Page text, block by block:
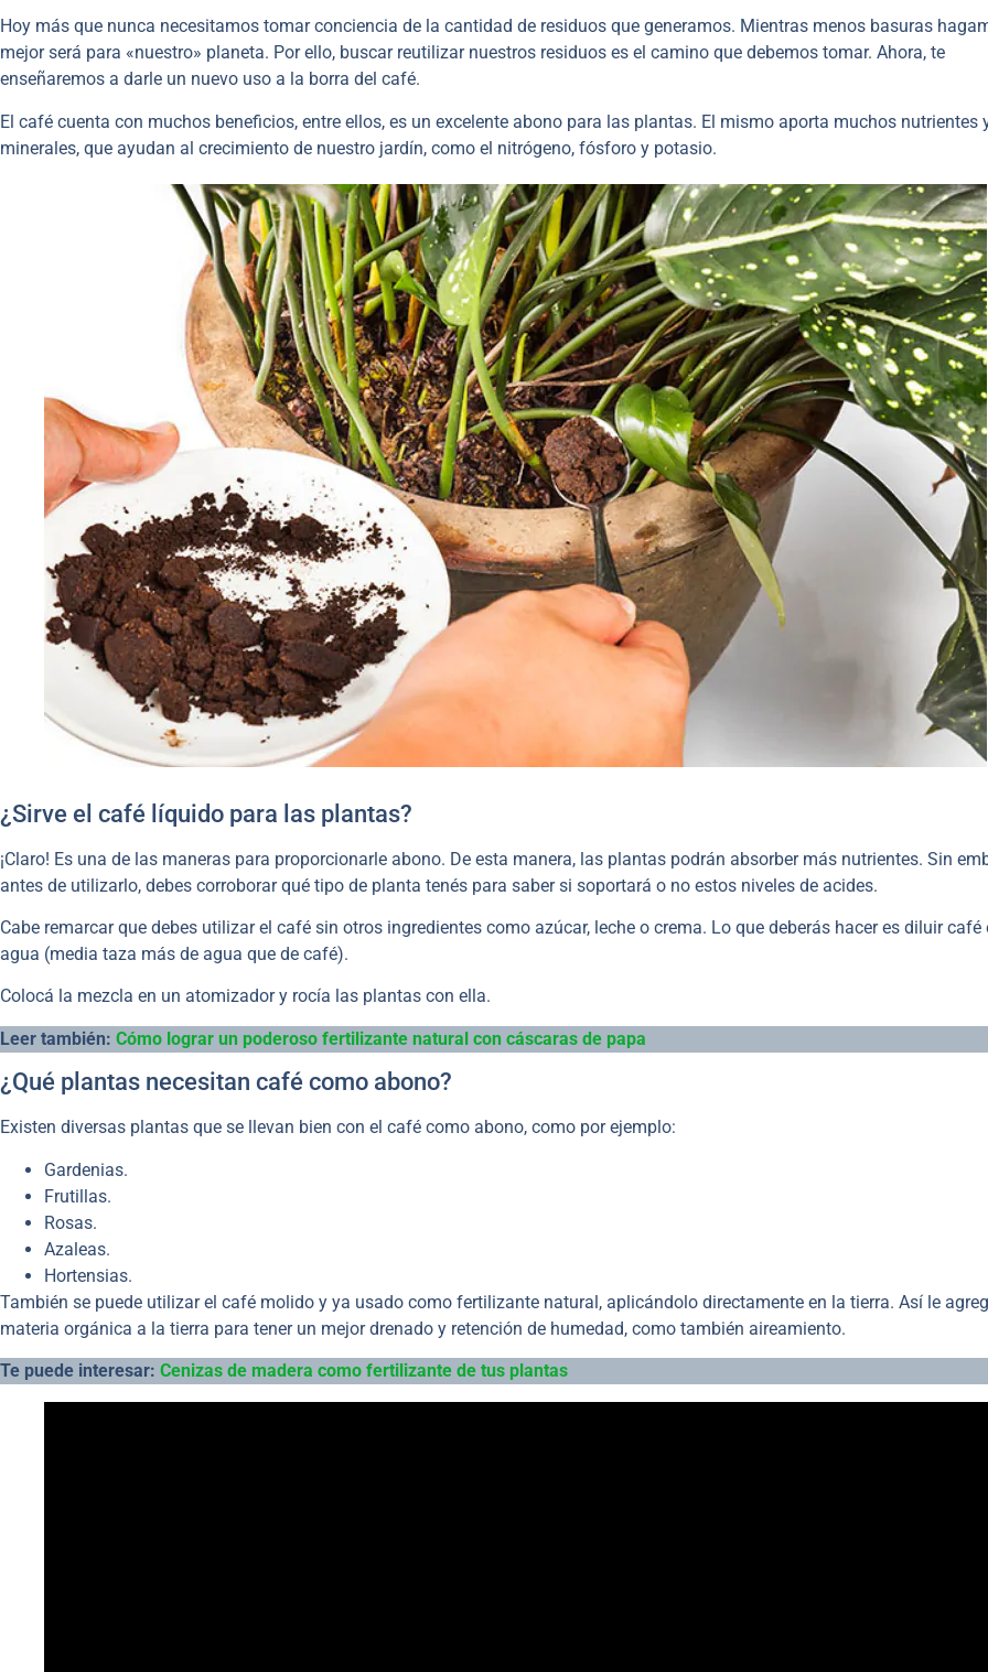
Hoy más que nunca necesitamos tomar conciencia de la cantidad de residuos que generamos. Mientras menos basuras
mejor será para «nuestro» planeta. Por ello, buscar reutilizar nuestros residuos es el camino que debemos tomar. Ahora, te
enseñaremos a darle un nuevo uso a la borra del café.
El café cuenta con muchos beneficios, entre ellos, es un excelente abono para las plantas. El mismo aporta muchos nutrientes
minerales, que ayudan al crecimiento de nuestro jardín, como el nitrógeno, fósforo y potasio.
¿Sirve el café líquido para las plantas?
¡Claro! Es una de las maneras para proporcionarle abono. De esta manera, las plantas podrán absorber más nutrientes. Sin
antes de utilizarlo, debes corroborar qué tipo de planta tenés para saber si soportará o no estos niveles de acides.
Cabe remarcar que debes utilizar el café sin otros ingredientes como azúcar, leche o crema. Lo que deberás hacer es diluir café
agua (media taza más de agua que de café).
Colocá la mezcla en un atomizador y rocía las plantas con ella.
Leer también: Cómo lograr un poderoso fertilizante natural con cáscaras de papa
¿Qué plantas necesitan café como abono?
Existen diversas plantas que se llevan bien con el café como abono, como por ejemplo:
Gardenias.
Frutillas.
Rosas.
Azaleas.
Hortensias.
También se puede utilizar el café molido y ya usado como fertilizante natural, aplicándolo directamente en la tierra. Así le
materia orgánica a la tierra para tener un mejor drenado y retención de humedad, como también aireamiento.
Te puede interesar: Cenizas de madera como fertilizante de tus plantas